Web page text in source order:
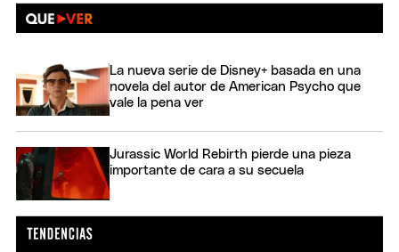
La nueva serie de Disney+ basada en una
novela del autor de American Psycho que
vale la pena ver
Jurassic World Rebirth pierde una pieza
importante de cara a su secuela